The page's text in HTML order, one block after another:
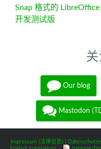
Snap 格式的 LibreOffice
开发测试版
关
Our blog
Mastodon
Impressum (法律信息)|